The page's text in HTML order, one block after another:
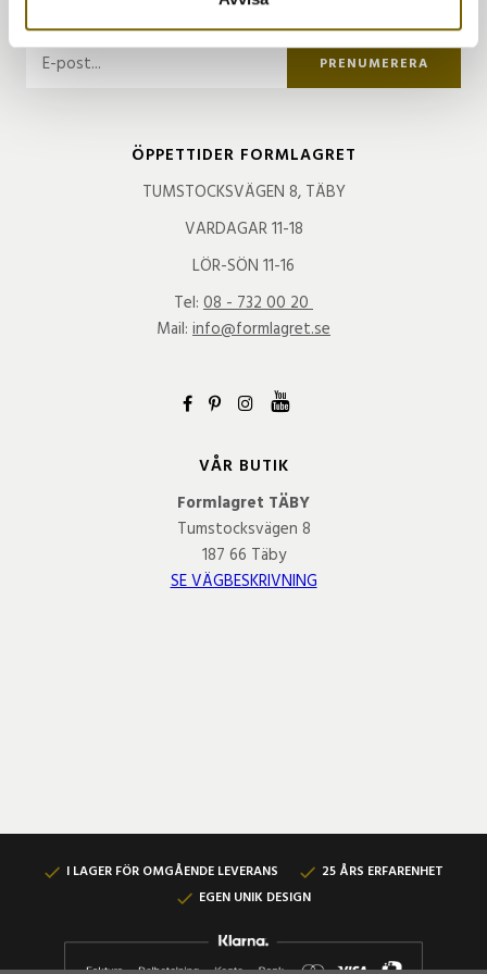
TA DEL AV VÅRA BÄSTA ERBJUDANDEN & NYHETER
PRENUMERERA
ÖPPETTIDER FORMLAGRET
TUMSTOCKSVÄGEN 8, TÄBY
VARDAGAR 11-18
LÖR-SÖN 11-16
Tel: 08 - 732 00 20
Mail: info@formlagret.se
VÅR BUTIK
Formlagret TÄBY
Tumstocksvägen 8
187 66 Täby
SE VÄGBESKRIVNING
I LAGER FÖR OMGÅENDE LEVERANS
25 ÅRS ERFARENHET
EGEN UNIK DESIGN